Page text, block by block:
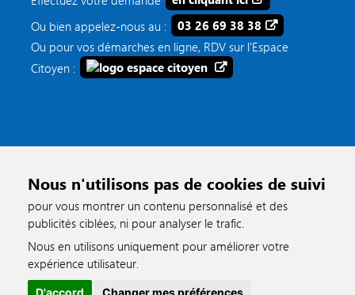
Nous n'utilisons pas de cookies de suivi
pour vous montrer un contenu personnalisé et des
publicités ciblées, ni pour analyser le trafic.
Nous en utilisons uniquement pour améliorer votre
expérience utilisateur.
D'accord Changer mes préférences
Ou bien appelez-nous au :
03 26 69 38 38
Ou pour vos démarches en ligne, RDV sur l'Espace
Citoyen :
accessible